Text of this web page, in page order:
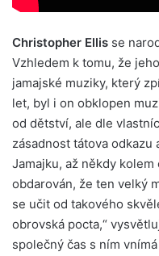
Christopher Ellis se
Vzhledem k tomu, že
jamajské muziky, který
let, byl i on obklopen
od dětství, ale dle
zásadnost tátova
Jamajku, až někdy kolem
obdarován, že ten velký
se učit od takového
obrovská pocta,“
společný čas s ním